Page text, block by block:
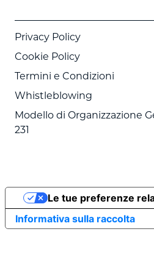
Privacy Policy
Cookie Policy
Termini e Condizioni
Whistleblowing
Modello di Organizzazione
231
Informativa sulla raccolta
Le tue preferenze